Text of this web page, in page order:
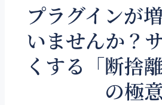
プラグインが
いませんか？
くする「断捨
の極